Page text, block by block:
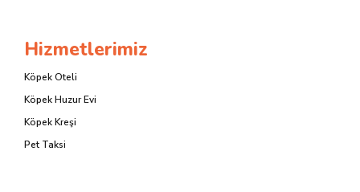
Hizmetlerimiz
Köpek Oteli
Köpek Huzur Evi
Köpek Kreşi
Pet Taksi